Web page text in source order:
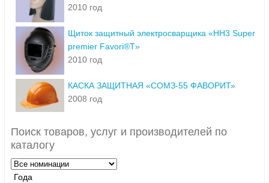
2010 год
Щиток защитный электросварщика «НН3 Super
premier Favori®T»
2010 год
КАСКА ЗАЩИТНАЯ «СОМЗ-55 ФАВОРИТ»
2008 год
Поиск товаров, услуг и производителей по
каталогу
Года